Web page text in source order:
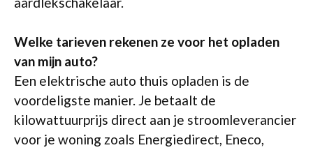
Welke tarieven rekenen ze voor het opladen
van mijn auto?
Een elektrische auto thuis opladen is de
voordeligste manier. Je betaalt de
kilowattuurprijs direct aan je stroomleverancier
voor je woning zoals Energiedirect, Eneco,